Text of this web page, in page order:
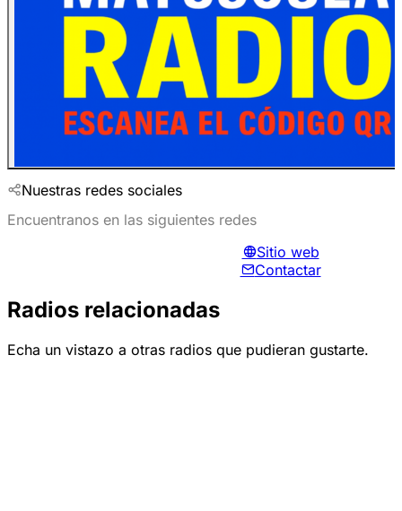
Nuestras redes sociales
Encuentranos en las siguientes redes
Sitio web
Contactar
Radios relacionadas
Echa un vistazo a otras radios que pudieran gustarte.